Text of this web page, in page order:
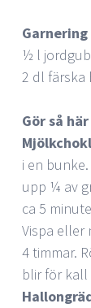
Garnering
½ l
2 dl färska
Gör så här
i en
upp ¼ av
ca 5
Vispa eller
4 timmar.
blir för kall